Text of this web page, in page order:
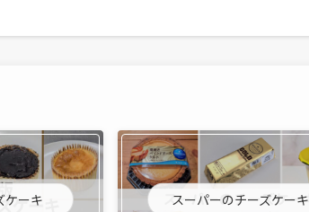
ケーキ スーパーのチーズケーキ